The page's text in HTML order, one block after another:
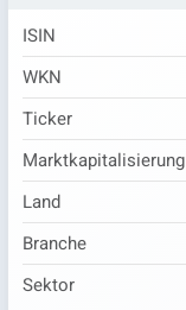
ISIN
WKN
Ticker
Marktkapitalisierung
Land
Branche
Sektor